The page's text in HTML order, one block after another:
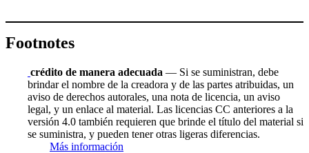
Footnotes
crédito de manera adecuada — Si se suministran, debe
brindar el nombre de la creadora y de las partes atribuidas, un
aviso de derechos autorales, una nota de licencia, un aviso
legal, y un enlace al material. Las licencias CC anteriores a la
versión 4.0 también requieren que brinde el título del material si
se suministra, y pueden tener otras ligeras diferencias.
Más información